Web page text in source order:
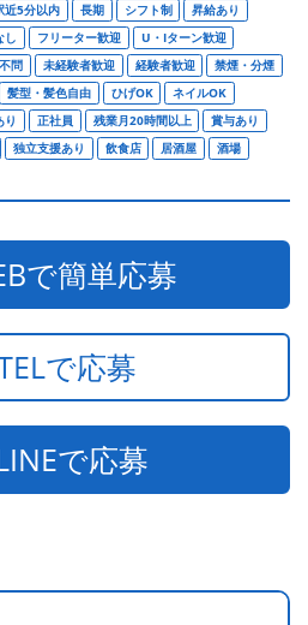
近5分以内 長期 シフト制
昇給あり
し フリーター歓迎
U・Iターン歓迎
問 未経験者歓迎 経験者歓迎
禁煙・分煙
髪型・髪色自由 ひげOK
ネイルOK
り 正社員 残業月20時間以上
賞与あり
独立支援あり 飲食店 居酒屋 酒場
簡単応募
で応募
で応募